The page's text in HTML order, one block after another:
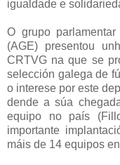
igualdade e
O grupo
(AGE) presentou
CRTVG na que se
selección galega de
o interese por este
dende a súa
equipo no país
importante
máis de 14 equipos